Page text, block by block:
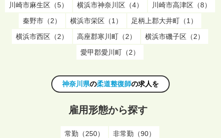
川崎市麻生区（5）
横浜市神奈川区（4）
川崎市高津区（8）
秦野市（2）
横浜市栄区（1）
足柄上郡大井町（1）
横浜市西区（2）
高座郡寒川町（2）
横浜市磯子区（2）
愛甲郡愛川町（2）
神奈川県の柔道整復師の求人を
雇用形態から探す
常勤（250） 非常勤（90）